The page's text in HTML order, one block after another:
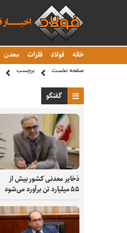
خانه فولاد فلزات معدن
صفحه نخست برچسب
گفتگو
ذخایر معدنی کشور بیش از
۵۵ میلیارد تن برآورد می‌شود